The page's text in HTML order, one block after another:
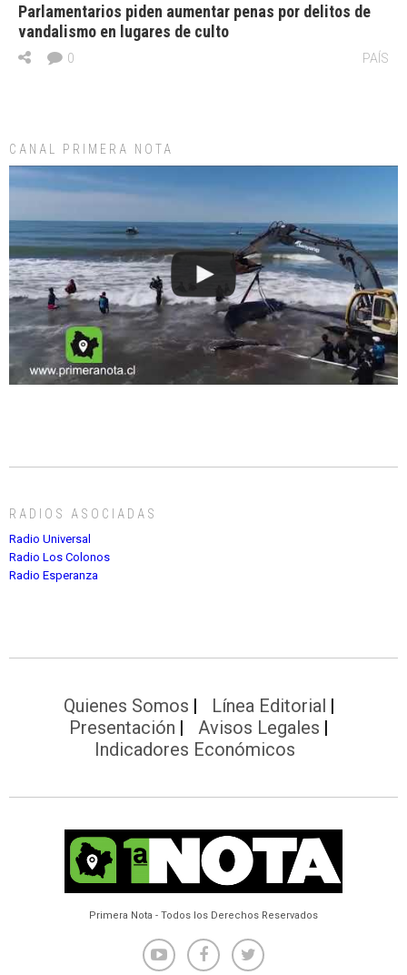
Parlamentarios piden aumentar penas por delitos de
vandalismo en lugares de culto
PAÍS
0
CANAL PRIMERA NOTA
RADIOS ASOCIADAS
Radio Universal
Radio Los Colonos
Radio Esperanza
Quienes Somos
Línea Editorial
Presentación
Avisos Legales
Indicadores Económicos
Primera Nota - Todos los Derechos Reservados